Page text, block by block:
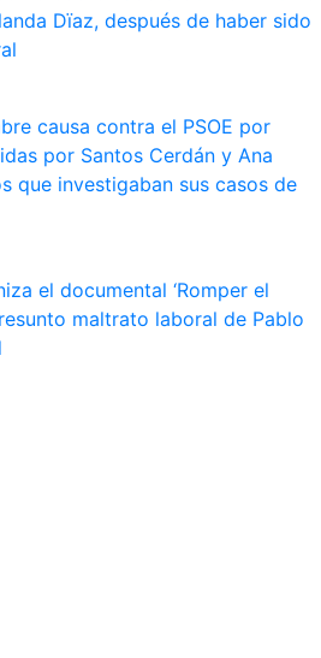
Dïaz, después de haber sido
causa contra el PSOE por
por Santos Cerdán y Ana
que investigaban sus casos de
el documental ‘Romper el
maltrato laboral de Pablo